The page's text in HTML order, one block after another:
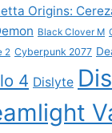
Origins:
Black Clover M
2 Cyberpunk 2077
4 Dislyte